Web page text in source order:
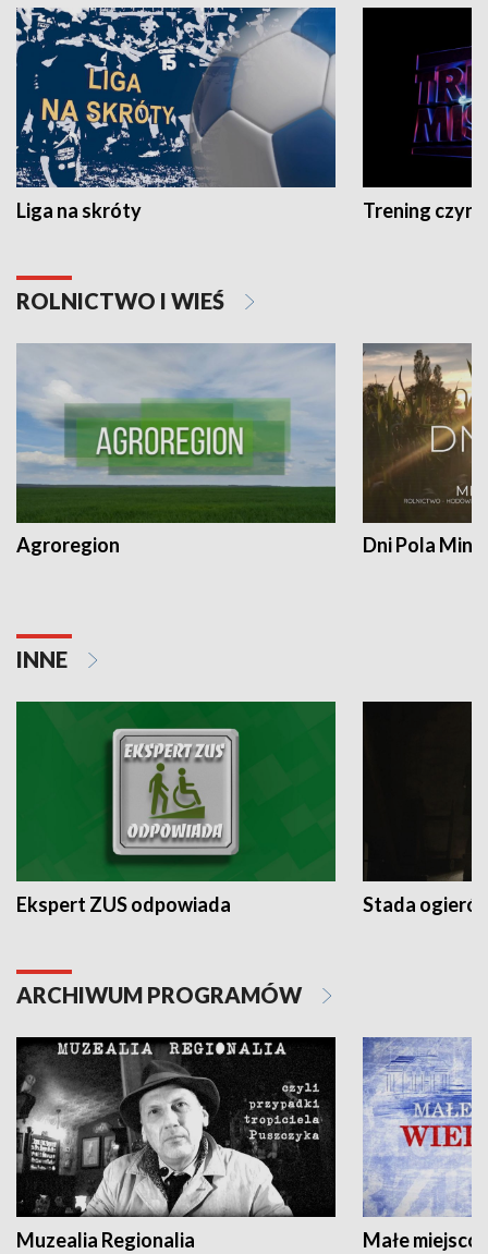
Liga na skróty Trening czyni
ROLNICTWO I WIEŚ
Agroregion Dni Pola
INNE
Ekspert ZUS odpowiada Stada
ARCHIWUM PROGRAMÓW
Muzealia Regionalia Małe